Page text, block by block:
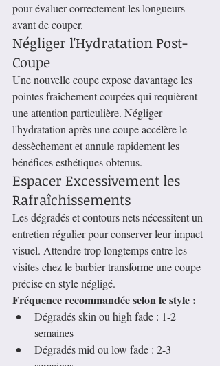
pour évaluer correctement les longueurs
avant de couper.
Négliger l'Hydratation Post-
Coupe
Une nouvelle coupe expose davantage les
pointes fraîchement coupées qui requièrent
une attention particulière. Négliger
l'hydratation après une coupe accélère le
dessèchement et annule rapidement les
bénéfices esthétiques obtenus.
Espacer Excessivement les
Rafraîchissements
Les dégradés et contours nets nécessitent un
entretien régulier pour conserver leur impact
visuel. Attendre trop longtemps entre les
visites chez le barbier transforme une coupe
précise en style négligé.
Fréquence recommandée selon le style :
Dégradés skin ou high fade : 1-2
semaines
Dégradés mid ou low fade : 2-3